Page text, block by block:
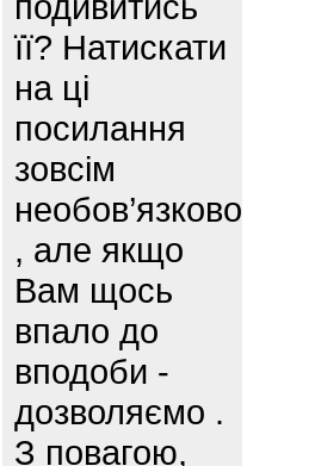
її? Натискати
на ці
посилання
зовсім
необов’язково
, але якщо
Вам щось
впало до
вподоби -
дозволяємо .
З повагою,